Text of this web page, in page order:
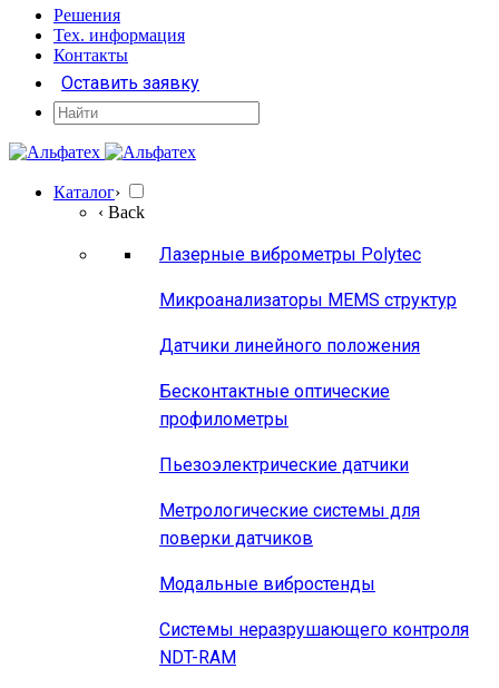
Решения
Тех. информация
Контакты
Оставить заявку
Каталог›
‹ Back
Лазерные виброметры Polytec
Микроанализаторы MEMS структур
Датчики линейного положения
Бесконтактные оптические
профилометры
Пьезоэлектрические датчики
Метрологические системы для
поверки датчиков
Модальные вибростенды
Системы неразрушающего контроля
NDT-RAM